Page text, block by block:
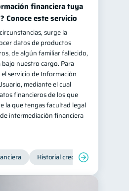
Doble sueldo
1
financiera tuya
Conoce este servicio
surge la
datos de productos
de algún familiar fallecido,
nuestro cargo. Para
servicio de Información
mediante el cual
financieros de los que
la que tengas facultad legal
intermediación financiera
Historial crediticio